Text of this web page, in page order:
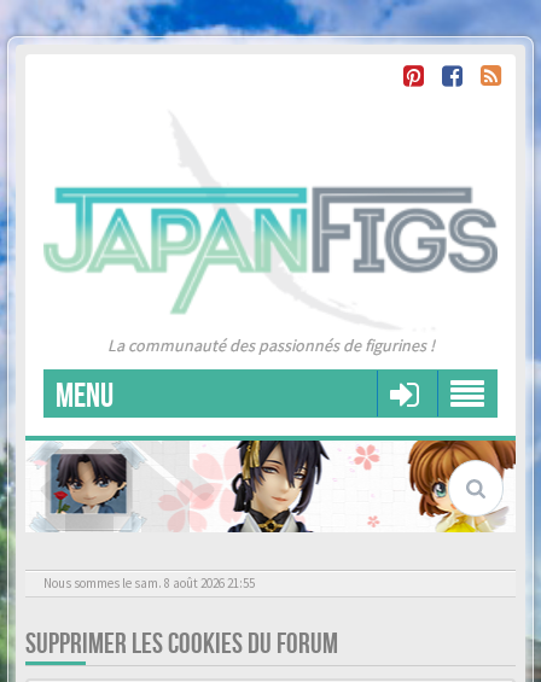
La communauté des passionnés de figurines !
MENU
Nous sommes le sam. 8 août 2026 21:55
SUPPRIMER LES COOKIES DU FORUM